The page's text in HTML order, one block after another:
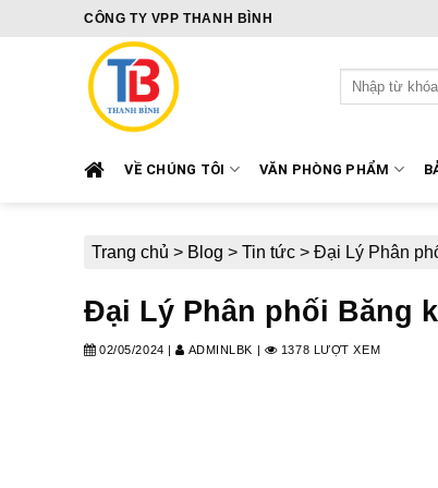
CÔNG TY VPP THANH BÌNH
Tìm
kiếm:
VỀ CHÚNG TÔI VĂN PHÒNG PHẨM
Trang chủ > Blog > Tin tức > Đại Lý Phân
Đại Lý Phân phối Băng
02/05/2024 | ADMINLBK 1378 LƯỢT XEM